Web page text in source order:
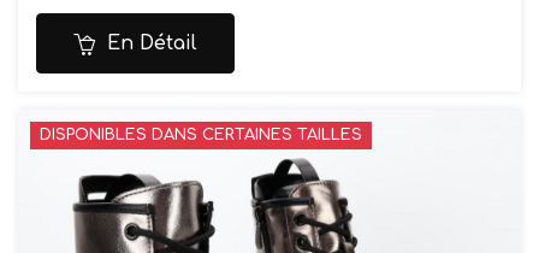
En Détail
DISPONIBLES DANS CERTAINES TAILLES